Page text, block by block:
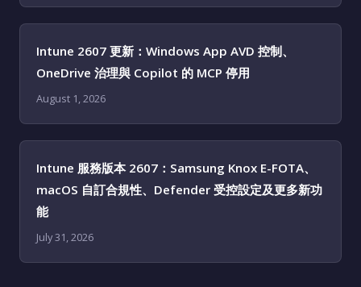
Intune 2607 更新：Windows App AVD 控制、
OneDrive 治理與 Copilot 的 MCP 停用
August 1, 2026
Intune 服務版本 2607：Samsung Knox E-FOTA、
macOS 自訂合規性、Defender 受控設定及更多新功
能
July 31, 2026